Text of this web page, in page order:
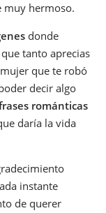
muy hermoso.
donde
tanto aprecias
que te robó
decir algo
románticas
daría la vida
instante
de querer